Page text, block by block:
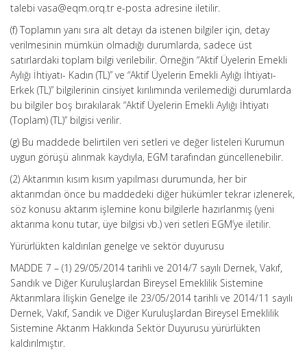
talebi vasa@eqm.orq.tr e-posta adresine iletilir.
(f) Toplamın yanı sıra alt detayı da istenen bilgiler için, detay
verilmesinin mümkün olmadığı durumlarda, sadece üst
satırlardaki toplam bilgi verilebilir. Örneğin “Aktif Üyelerin Emekli
Aylığı İhtiyatı- Kadın (TL)” ve “Aktif Üyelerin Emekli Aylığı İhtiyatı-
Erkek (TL)” bilgilerinin cinsiyet kırılımında verilemediği durumlarda
bu bilgiler boş bırakılarak “Aktif Üyelerin Emekli Aylığı İhtiyatı
(Toplam) (TL)’’ bilgisi verilir.
(g) Bu maddede belirtilen veri setleri ve değer listeleri Kurumun
uygun görüşü alınmak kaydıyla, EGM tarafından güncellenebilir.
(2) Aktarımın kısım kısım yapılması durumunda, her bir
aktarımdan önce bu maddedeki diğer hükümler tekrar izlenerek,
söz konusu aktarım işlemine konu bilgilerle hazırlanmış (yeni
aktarıma konu tutar, üye bilgisi vb.) veri setleri EGM’ye iletilir.
Yürürlükten kaldırılan genelge ve sektör duyurusu
MADDE 7 – (1) 29/05/2014 tarihli ve 2014/7 sayılı Dernek, Vakıf,
Sandık ve Diğer Kuruluşlardan Bireysel Emeklilik Sistemine
Aktarımlara İlişkin Genelge ile 23/05/2014 tarihli ve 2014/11 sayılı
Dernek, Vakıf, Sandık ve Diğer Kuruluşlardan Bireysel Emeklilik
Sistemine Aktarım Hakkında Sektör Duyurusu yürürlükten
kaldırılmıştır.